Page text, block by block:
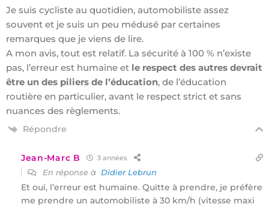
Je suis cycliste au quotidien, automobiliste assez
souvent et je suis un peu médusé par certaines
remarques que je viens de lire.
A mon avis, tout est relatif. La sécurité à 100 % n’existe
pas, l’erreur est humaine et le respect des autres devrait
être un des piliers de l’éducation, de l’éducation
routière en particulier, avant le respect strict et sans
nuances des règlements.
Répondre
Jean-Marc B 3 années
En réponse à Didier Lebrun
Et oui, l’erreur est humaine. Quitte à prendre, je préfère
me prendre un automobiliste à 30 km/h (vitesse maxi